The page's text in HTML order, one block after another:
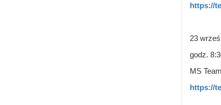
https://
23
godz.
MS
https://